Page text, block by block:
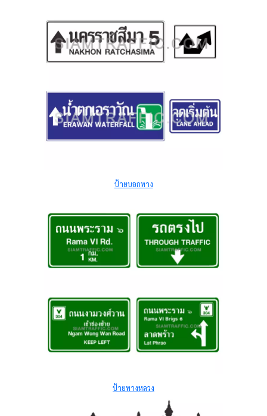
ป้ายบอกทาง
ป้ายทางหลวง